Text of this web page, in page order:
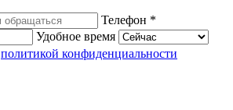
Телефон *
Удобное время
политикой конфиденциальности